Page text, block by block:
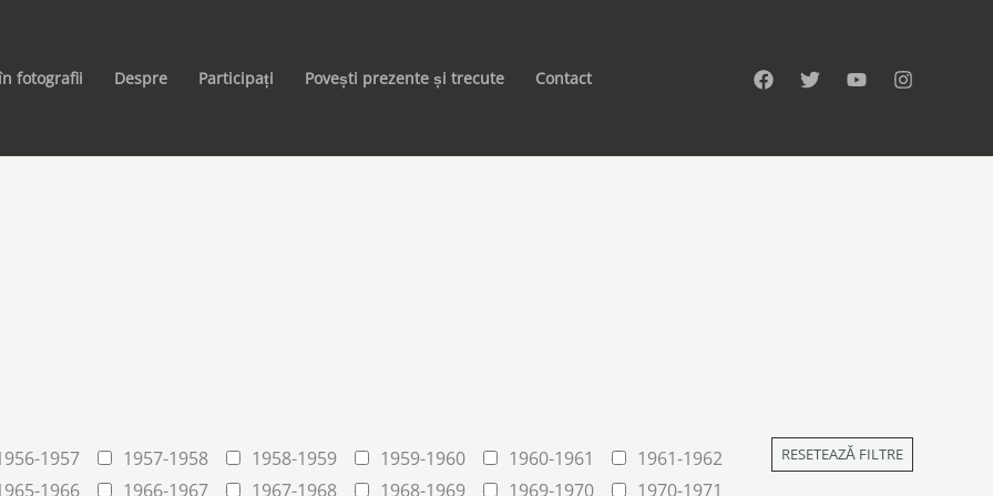
fotografii Despre Participați Povești prezente și trecute Contact
1957 1957-1958 1958-1959 1959-1960 1960-1961
1961-1962
1966 1966-1967 1967-1968 1968-1969 1969-1970
1970-1971
RESETEAZĂ FILTRE